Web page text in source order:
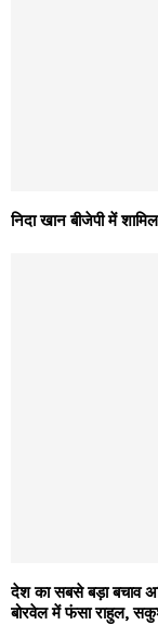
निदा खान बीजेपी में
देश का सबसे बड़ा बचाव
बोरवेल में फंसा राहुल,